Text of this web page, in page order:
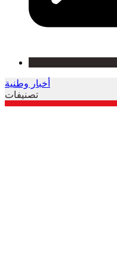
أخبار وطنية
تصنيفات